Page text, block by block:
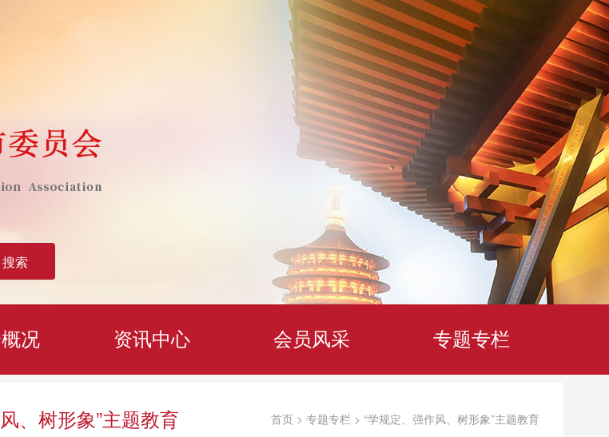
搜索
况 资讯中心 会员风采 专题专栏
、树形象”主题教育 首页 > 专题专栏 > “学规定、强作风、树形象”主题教育